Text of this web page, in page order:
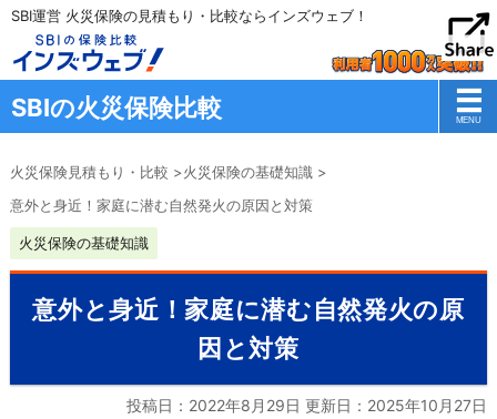
SBI運営 火災保険の見積もり・比較ならインズウェブ！
SBIの火災保険比較
火災保険見積もり・比較 >火災保険の基礎知識 >
意外と身近！家庭に潜む自然発火の原因と対策
火災保険の基礎知識
意外と身近！家庭に潜む自然発火の原
因と対策
投稿日：2022年8月29日 更新日： 2025年10月27日